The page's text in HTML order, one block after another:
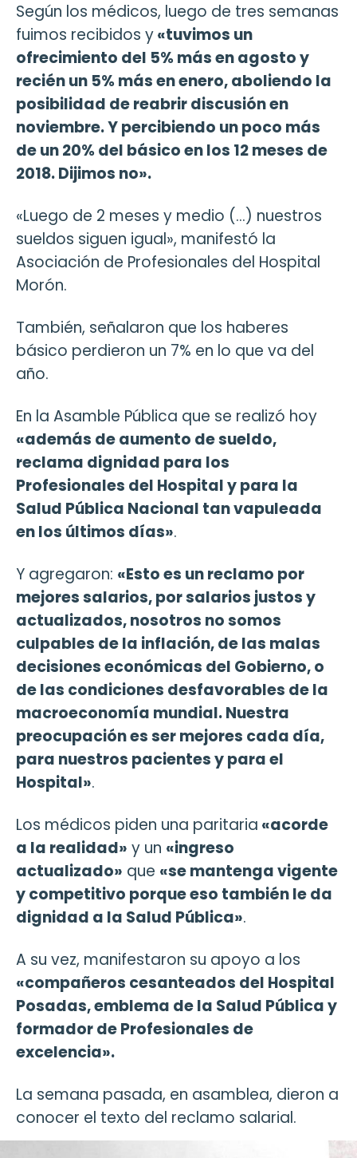
Según los médicos, luego de tres semanas
fuimos recibidos y«tuvimos un
ofrecimiento del 5% más en agosto y
recién un 5% más en enero, aboliendo la
posibilidad de reabrir discusión en
noviembre. Y percibiendo un poco más
de un 20% del básico en los 12 meses de
2018. Dijimos no».
«Luego de 2 meses y medio (…) nuestros
sueldos siguen igual», manifestó la
Asociación de Profesionales del Hospital
Morón.
También, señalaron que los haberes
básico perdieron un 7% en lo que va del
año.
En la Asamble Pública que se realizó hoy
«además de aumento de sueldo,
reclama dignidad para los
Profesionales del Hospital y para la
Salud Pública Nacional tan vapuleada
en los últimos días».
Y agregaron: «Esto es un reclamo por
mejores salarios, por salarios justos y
actualizados, nosotros no somos
culpables de la inflación, de las malas
decisiones económicas del Gobierno, o
de las condiciones desfavorables de la
macroeconomía mundial. Nuestra
preocupación es ser mejores cada día,
para nuestros pacientes y para el
Hospital».
Los médicos piden una paritaria «acorde
a la realidad» y un «ingreso
actualizado» que «se mantenga vigente
y competitivo porque eso también le da
dignidad a la Salud Pública».
A su vez, manifestaron su apoyo a los
«compañeros cesanteados del Hospital
Posadas, emblema de la Salud Pública y
formador de Profesionales de
excelencia».
La semana pasada, en asamblea, dieron a
conocer el texto del reclamo salarial.